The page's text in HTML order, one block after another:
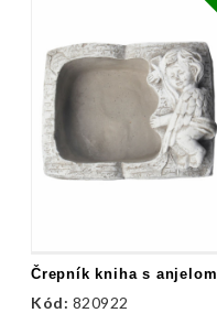
Črepník kniha s anjelom
Kód: 820922